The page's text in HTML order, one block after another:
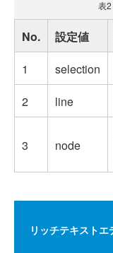
表
No. 設定値
1
selection
2
line
3 node
リッチテキスト